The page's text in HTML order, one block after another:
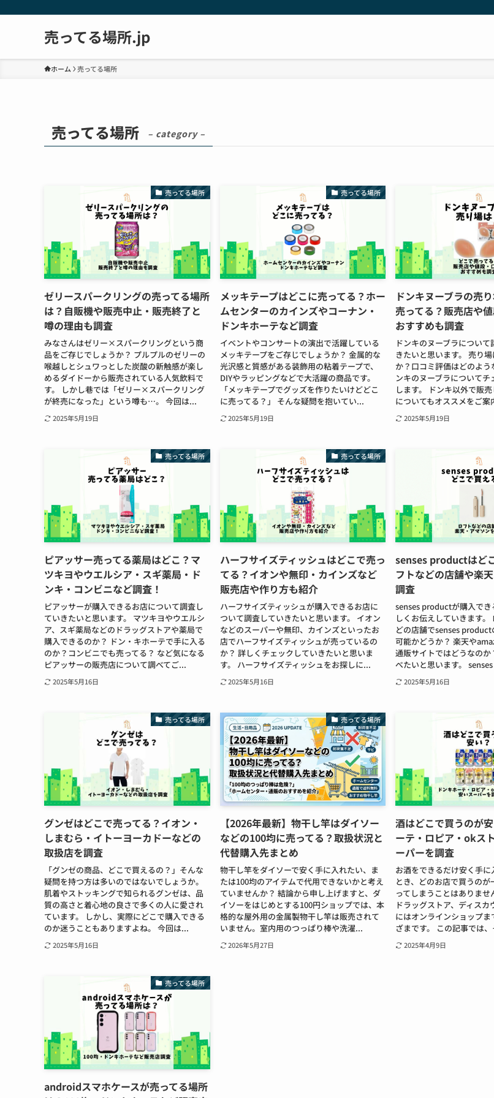
売ってる場所.jp
ホーム 売ってる場所
売ってる場所 – category –
売ってる場所
ゼリースパークリングの売ってる場所
は？自販機や販売中止・販売終了と
噂の理由も調査
みなさんはゼリー×スパークリングという商
品をご存じでしょうか？ プルプルのゼリーの
喉越しとシュワっとした炭酸の新触感が楽し
めるダイドーから販売されている人気飲料で
す。 しかし巷では「ゼリー×スパークリング
が終売になった」という噂も…。 今回は...
2025年5月19日
売ってる場所
メッキテープはどこに売ってる？ホー
ムセンターのカインズやコーナン・
ドンキホーテなど調査
イベントやコンサートの演出で活躍している
メッキテープをご存じでしょうか？ 金属的な
光沢感と質感がある装飾用の粘着テープで、
DIYやラッピングなどで大活躍の商品です。
「メッキテープでグッズを作りたいけどどこ
に売ってる？」 そんな疑問を抱いてい...
2025年5月19日
ドンキヌーブラの売
売ってる？販売店や
おすすめも調査
ドンキのヌーブラについ
きたいと思います。 売り
か？口コミ評価はどのよう
ンキのヌーブラについて
します。 ドンキ以外で販
についてもオススメをご案
2025年5月19日
売ってる場所
ピアッサー売ってる薬局はどこ？マ
ツキヨやウエルシア・スギ薬局・ド
ンキ・コンビニなど調査！
ピアッサーが購入できるお店について調査し
ていきたいと思います。 マツキヨやウエルシ
ア、スギ薬局などのドラッグストアや薬局で
購入できるのか？ ドン・キホーテで手に入る
のか？コンビニでも売ってる？ など気になる
ピアッサーの販売店について調べてご...
2025年5月16日
売ってる場所
ハーフサイズティッシュはどこで売っ
てる？イオンや無印・カインズなど
販売店や作り方も紹介
ハーフサイズティッシュが購入できるお店に
ついて調査していきたいと思います。 イオン
などのスーパーや無印、カインズといったお
店でハーフサイズティッシュが売っているの
か？ 詳しくチェックしていきたいと思いま
す。 ハーフサイズティッシュをお探しに...
2025年5月16日
senses productはど
フトなどの店舗や楽
調査
senses productが購入で
しくお伝えしていきます
どの店舗でsenses
可能かどうか？ 楽天や
通販サイトではどうなのか
べたいと思います。
2025年5月16日
売ってる場所
グンゼはどこで売ってる？イオン・
しまむら・イトーヨーカドーなどの
取扱店を調査
「グンゼの商品、どこで買えるの？」そんな
疑問を持つ方は多いのではないでしょうか。
肌着やストッキングで知られるグンゼは、品
質の高さと着心地の良さで多くの人に愛され
ています。 しかし、実際にどこで購入できる
のか迷うこともありますよね。 今回は...
2025年5月16日
売ってる場所
【2026年最新】物干し竿はダイソー
などの100均に売ってる？取扱状況と
代替購入先まとめ
物干し竿をダイソーで安く手に入れたい、ま
たは100均のアイテムで代用できないかと考え
ていませんか？ 結論から申し上げますと、ダ
イソーをはじめとする100円ショップでは、本
格的な屋外用の金属製物干し竿は販売されて
いません。室内用のつっぱり棒や洗濯...
2026年5月27日
酒はどこで買うのが
ーテ・ロピア・okス
ーパーを調査
お酒をできるだけ安く手
とき、どのお店で買うの
ってしまうことはありませ
ドラッグストア、ディスカ
にはオンラインショップま
ざまです。 この記事では
2025年4月9日
売ってる場所
androidスマホケースが売ってる場所